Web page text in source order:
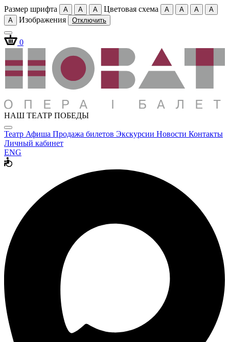
Размер шрифта A A A Цветовая схема A A A
A
A
Изображения Отключить
0
НАШ ТЕАТР ПОБЕДЫ
Театр Афиша Продажа билетов Экскурсии Новости Контакты
Личный кабинет
ENG